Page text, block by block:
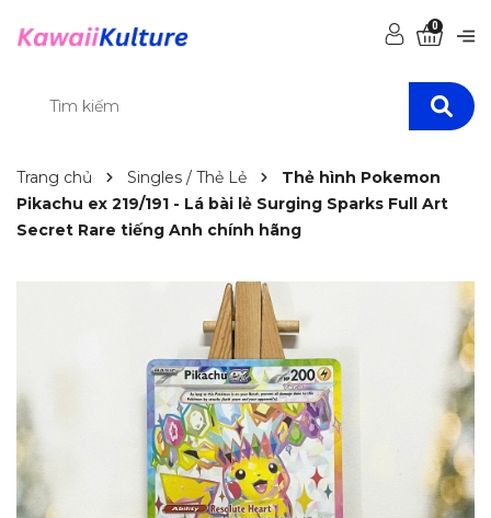
0
Trang chủ Singles / Thẻ Lẻ
Thẻ hình Pokemon
Pikachu ex 219/191 - Lá bài lẻ Surging Sparks Full Art
Secret Rare tiếng Anh chính hãng